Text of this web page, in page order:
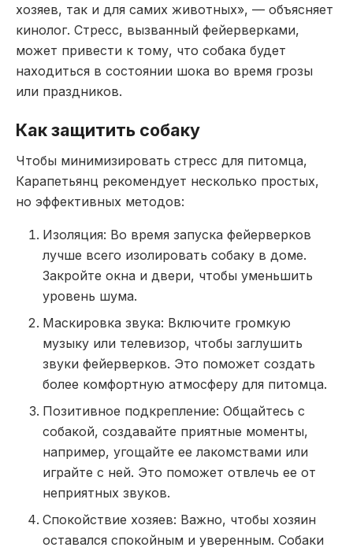
хозяев, так и для самих животных», — объясняет
кинолог. Стресс, вызванный фейерверками,
может привести к тому, что собака будет
находиться в состоянии шока во время грозы
или праздников.
Как защитить собаку
Чтобы минимизировать стресс для питомца,
Карапетьянц рекомендует несколько простых,
но эффективных методов:
Изоляция: Во время запуска фейерверков
лучше всего изолировать собаку в доме.
Закройте окна и двери, чтобы уменьшить
уровень шума.
Маскировка звука: Включите громкую
музыку или телевизор, чтобы заглушить
звуки фейерверков. Это поможет создать
более комфортную атмосферу для питомца.
Позитивное подкрепление: Общайтесь с
собакой, создавайте приятные моменты,
например, угощайте ее лакомствами или
играйте с ней. Это поможет отвлечь ее от
неприятных звуков.
Спокойствие хозяев: Важно, чтобы хозяин
оставался спокойным и уверенным. Собаки